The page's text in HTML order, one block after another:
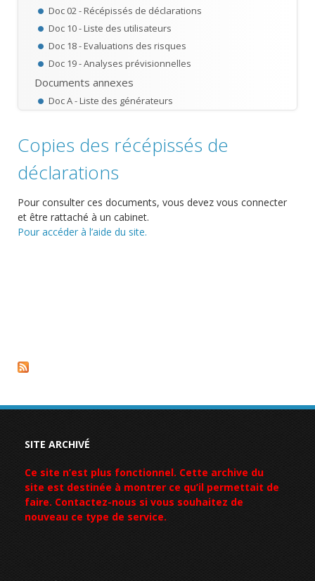
Doc 02 - Récépissés de déclarations
Doc 10 - Liste des utilisateurs
Doc 18 - Evaluations des risques
Doc 19 - Analyses prévisionnelles
Documents annexes
Doc A - Liste des générateurs
Copies des récépissés de
déclarations
Pour consulter ces documents, vous devez vous connecter
et être rattaché à un cabinet.
Pour accéder à l’aide du site.
SITE ARCHIVÉ
Ce site n’est plus fonctionnel. Cette archive du
site est destinée à montrer ce qu’il permettait de
faire. Contactez-nous si vous souhaitez de
nouveau ce type de service.